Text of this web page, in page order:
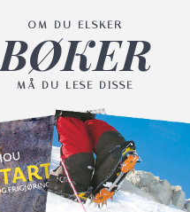
OM DU ELSKER
BØKER
MÅ DU LESE DISSE